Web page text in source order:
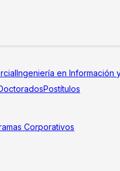
Ingeniería en Información
Postítulos
Corporativos